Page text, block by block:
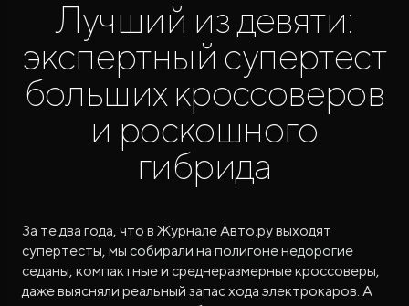
Совершенно новый флагманский внедорожник
Лучший из девяти:
экспертный супертест
больших кроссоверов
и роскошного
гибрида
За те два года, что в Журнале Авто.ру выходят
супертесты, мы собирали на полигоне недорогие
седаны, компактные и среднеразмерные кроссоверы,
даже выясняли реальный запас хода электрокаров. А